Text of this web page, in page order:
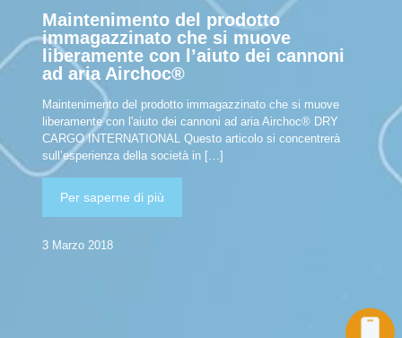
Maintenimento del prodotto
immagazzinato che si muove
liberamente con l’aiuto dei cannoni
ad aria Airchoc®
Maintenimento del prodotto immagazzinato che si muove
liberamente con l'aiuto dei cannoni ad aria Airchoc® DRY
CARGO INTERNATIONAL Questo articolo si concentrerà
sull’esperienza della società in[…]
Per saperne di più
3 Marzo 2018
Chiamata